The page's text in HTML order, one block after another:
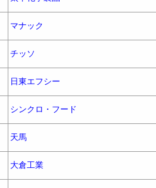
マナック
チッソ
日東エフシー
シンクロ・フード
天馬
大倉工業